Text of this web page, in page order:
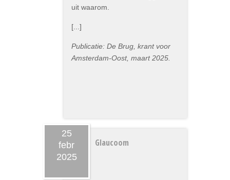
uit waarom.
[...]
Publicatie: De Brug, krant voor
Amsterdam-Oost, maart 2025.
25
febr
2025
Glaucoom